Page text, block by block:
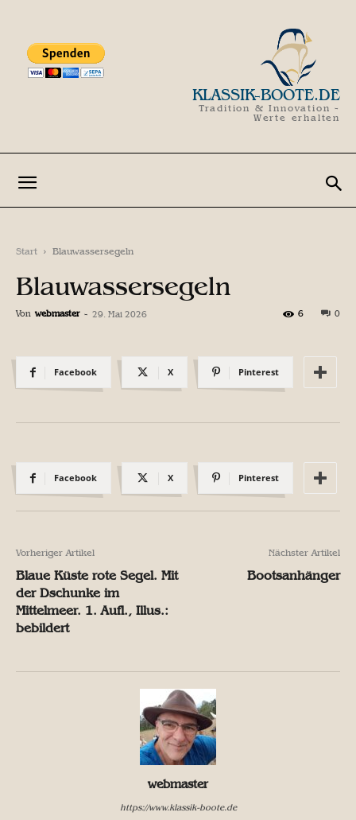
KLASSIK-BOOTE.DE
Tradition & Innovation -
Werte erhalten
Start Blauwassersegeln
Blauwassersegeln
Von webmaster - 29. Mai 2026 0
6
Facebook X Pinterest
Facebook X Pinterest
Vorheriger Artikel
Blaue Küste rote Segel. Mit
der Dschunke im
Mittelmeer. 1. Aufl., Illus.:
bebildert
Nächster Artikel
Bootsanhänger
webmaster
https://www.klassik-boote.de